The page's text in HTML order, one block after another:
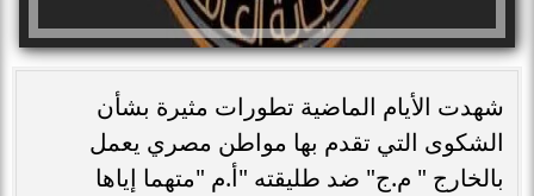
شهدت الأيام الماضية تطورات مثيرة بشأن
الشكوى التي تقدم بها مواطن مصري يعمل
بالخارج " م.ج" ضد طليقته "أ.م "متهما إياها